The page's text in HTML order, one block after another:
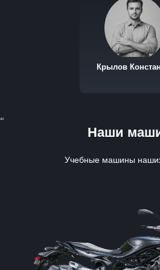
Крылов
dd
Наши
Учебные машины